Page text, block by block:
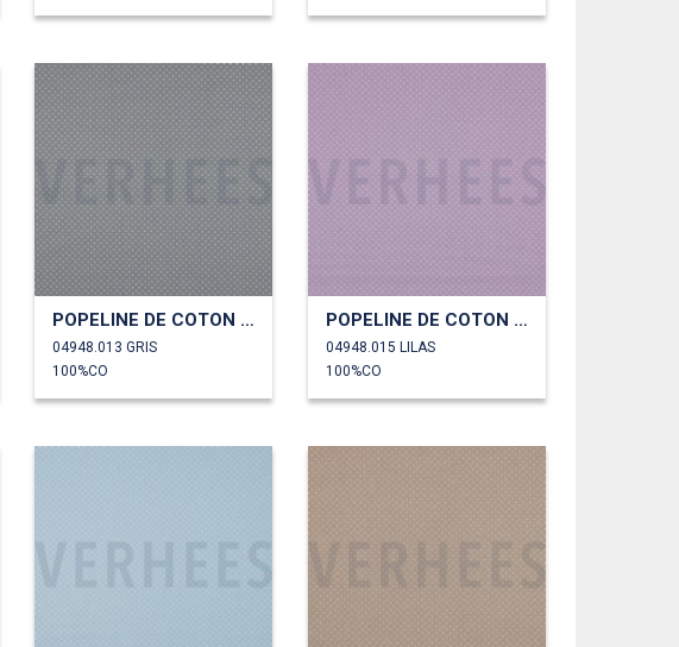
POPELINE DE COTON PETITS POINTS
04948.013 GRIS
100%CO
POPELINE DE COTON PETITS POINTS
04948.015 LILAS
100%CO